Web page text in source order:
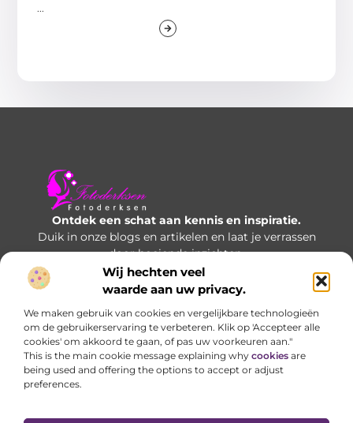
Wij hechten veel
waarde aan uw privacy.
We maken gebruik van cookies en vergelijkbare technologieën
om de gebruikerservaring te verbeteren. Klik op 'Accepteer alle
cookies' om akkoord te gaan, of pas uw voorkeuren aan."
This is the main cookie message explaining why cookies are
being used and offering the options to accept or adjust
preferences.
...
Ontdek een schat aan kennis en inspiratie.
Duik in onze blogs en artikelen en laat je verrassen
door boeiende inzichten.
Bericht categorie
Onze informatie